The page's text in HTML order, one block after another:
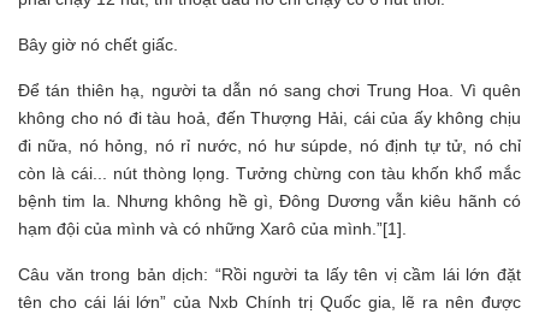
Bây giờ nó chết giấc.
Để tán thiên hạ, người ta dẫn nó sang chơi Trung Hoa. Vì quên
không cho nó đi tàu hoả, đến Thượng Hải, cái của ấy không chịu
đi nữa, nó hỏng, nó rỉ nước, nó hư súpde, nó định tự tử, nó chỉ
còn là cái... nút thòng lọng. Tưởng chừng con tàu khốn khổ mắc
bệnh tim la. Nhưng không hề gì, Đông Dương vẫn kiêu hãnh có
hạm đội của mình và có những Xarô của mình.”[1].
Câu văn trong bản dịch: “Rồi người ta lấy tên vị cầm lái lớn đặt
tên cho cái lái lớn” của Nxb Chính trị Quốc gia, lẽ ra nên được